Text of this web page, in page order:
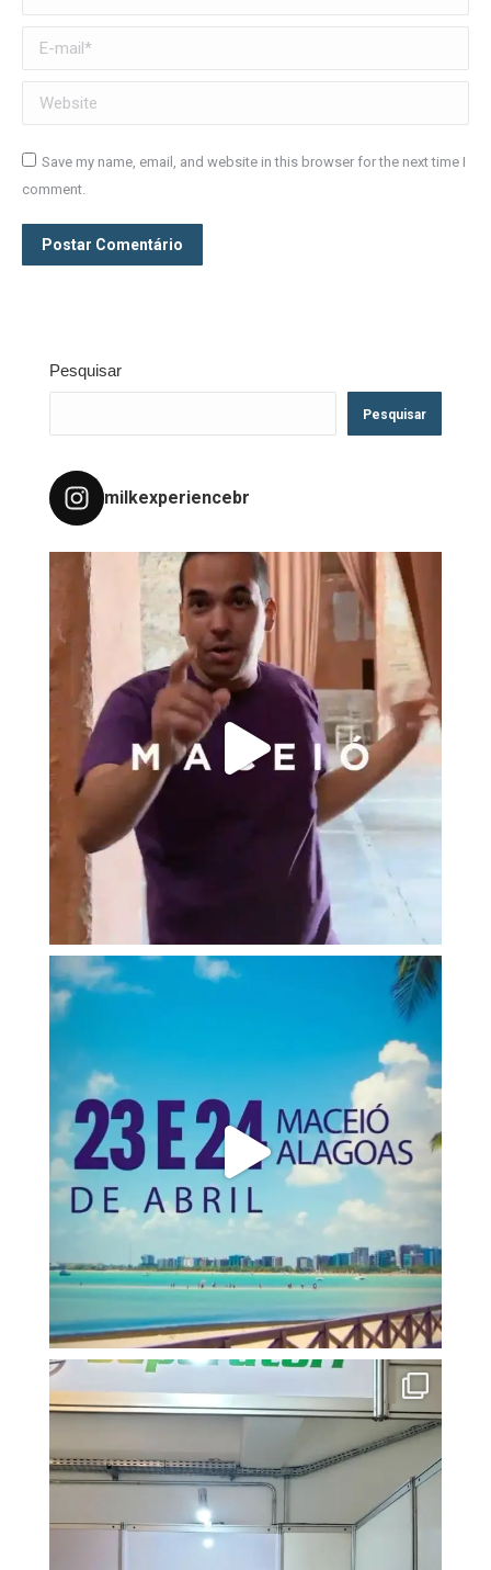
E-mail *
Website
Save my name, email, and website in this browser for the next time I
comment.
Postar Comentário
Pesquisar
Pesquisar
milkexperiencebr